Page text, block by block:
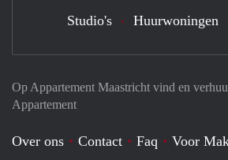
Op Appartement Maastricht vind en
Appartement
Over ons Contact Faq Voor
Studio's Huurwoningen